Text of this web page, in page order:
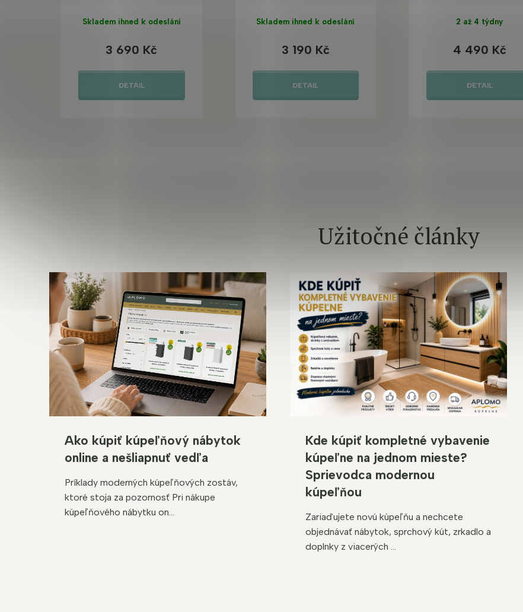
Skladem ihned k odeslání
3 690 Kč
DETAIL
Skladem ihned k odeslání
3 190 Kč
DETAIL
2 až 4 týdny
4 490 Kč
DETAIL
Užitočné články
Ako kúpiť kúpeľňový nábytok
online a nešliapnuť vedľa
Príklady moderných kúpeľňových zostáv,
ktoré stoja za pozornosť Pri nákupe
kúpeľňového nábytku on...
Kde kúpiť kompletné vybavenie
kúpeľne na jednom mieste?
Sprievodca modernou
kúpeľňou
Zariaďujete novú kúpeľňu a nechcete
objednávať nábytok, sprchový kút, zrkadlo a
doplnky z viacerých ...